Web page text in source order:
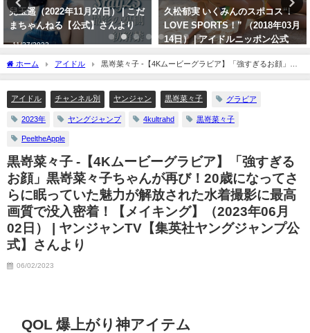
久松郁実 いくみんのスポコス“I
LOVE SPORTS！” （2018年03月
14日） | アイドルニッポン公式
YouTubeチャンネルさんより
吉岡里帆(Riho Yoshioka)【4K】
（2022年10月19日） | 4K
UPSCALING CLUBさんより
ホーム アイドル
黒嵜菜々子 -【4Kムービーグラビア】「強すぎるお顔」黒
嵜菜々子ちゃんが再び！20歳になってさらに眠っていた魅力が解放された水着撮影に
ングジャンプ公式】さんより
アイドル チャンネル別 ヤンジャン 黒嵜菜々子 グラビア
2023年 ヤングジャンプ 4kultrahd 黒嵜菜々子
PeeltheApple
黒嵜菜々子 -【4Kムービーグラビア】「強すぎる
お顔」黒嵜菜々子ちゃんが再び！20歳になってさ
らに眠っていた魅力が解放された水着撮影に最高
画質で没入密着！【メイキング】（2023年06月
02日） | ヤンジャンTV【集英社ヤングジャンプ公
式】さんより
06/02/2023
QOL 爆上がり神アイテム